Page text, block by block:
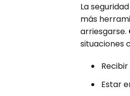
La
más
arriesgarse.
situaciones
Estar